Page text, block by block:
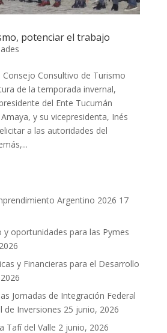
potenciar el trabajo
Consultivo de Turismo
de la temporada invernal,
del Ente Tucumán
y su vicepresidenta, Inés
a las autoridades del
Argentino 2026 17
oportunidades para las Pymes
y Financieras para el Desarrollo
Jornadas de Integración Federal
de Inversiones 25 junio, 2026
Tafí del Valle 2 junio, 2026